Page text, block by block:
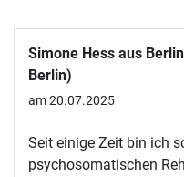
Simone Hess aus
Berlin)
am 20.07.2025
Seit einige Zeit bin ich
psychosomatischen